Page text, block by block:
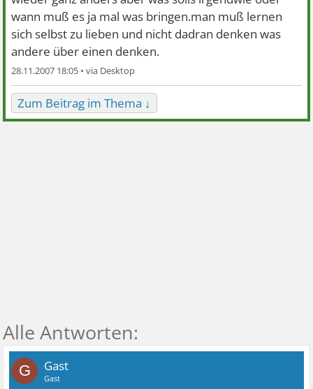
wann muß es ja mal was bringen.man muß lernen
sich selbst zu lieben und nicht dadran denken was
andere über einen denken.
28.11.2007 18:05 •
Zum Beitrag im Thema ↓
G Gast
Gast